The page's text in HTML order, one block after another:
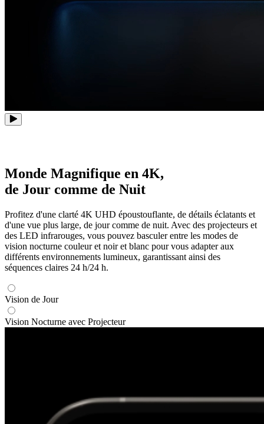
Monde Magnifique en 4K,
de Jour comme de Nuit
Profitez d'une clarté 4K UHD époustouflante, de détails éclatants et
d'une vue plus large, de jour comme de nuit. Avec des projecteurs et
des LED infrarouges, vous pouvez basculer entre les modes de
vision nocturne couleur et noir et blanc pour vous adapter aux
différents environnements lumineux, garantissant ainsi des
séquences claires 24 h/24 h.
Vision de Jour
Vision Nocturne avec Projecteur